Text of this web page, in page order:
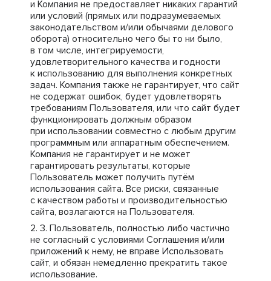
и Компания не предоставляет никаких гарантий
или условий (прямых или подразумеваемых
законодательством и/или обычаями делового
оборота) относительно чего бы то ни было,
в том числе, интегрируемости,
удовлетворительного качества и годности
к использованию для выполнения конкретных
задач. Компания также не гарантирует, что сайт
не содержат ошибок, будет удовлетворять
требованиям Пользователя, или что сайт будет
функционировать должным образом
при использовании совместно с любым другим
программным или аппаратным обеспечением.
Компания не гарантирует и не может
гарантировать результаты, которые
Пользователь может получить путём
использования сайта. Все риски, связанные
с качеством работы и производительностью
сайта, возлагаются на Пользователя.
Пользователь, полностью либо частично
не согласный с условиями Соглашения и/или
приложений к нему, не вправе Использовать
сайт, и обязан немедленно прекратить такое
использование.